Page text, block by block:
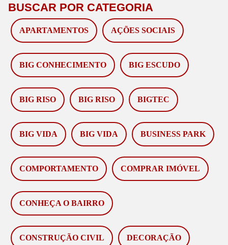
BUSCAR POR CATEGORIA
APARTAMENTOS AÇÕES SOCIAIS
BIG CONHECIMENTO BIG ESCUDO
BIG RISO BIG RISO BIGTEC
BIG VIDA BIG VIDA BUSINESS PARK
COMPORTAMENTO COMPRAR IMÓVEL
CONHEÇA O BAIRRO
CONSTRUÇÃO CIVIL DECORAÇÃO